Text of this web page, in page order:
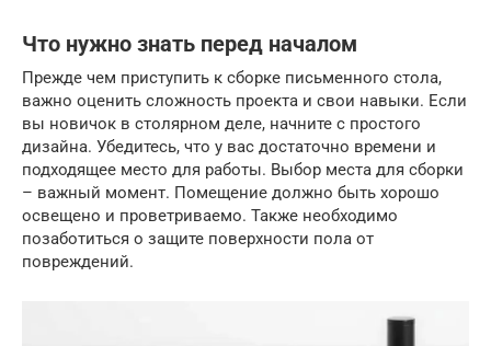
Что нужно знать перед началом
Прежде чем приступить к сборке письменного стола,
важно оценить сложность проекта и свои навыки. Если
вы новичок в столярном деле, начните с простого
дизайна. Убедитесь, что у вас достаточно времени и
подходящее место для работы. Выбор места для сборки
– важный момент. Помещение должно быть хорошо
освещено и проветриваемо. Также необходимо
позаботиться о защите поверхности пола от
повреждений.